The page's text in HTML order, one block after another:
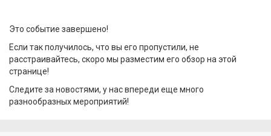
Это событие завершено!
Если так получилось, что вы его пропустили, не
расстраивайтесь, скоро мы разместим его обзор на этой
странице!
Следите за новостями, у нас впереди еще много
разнообразных мероприятий!